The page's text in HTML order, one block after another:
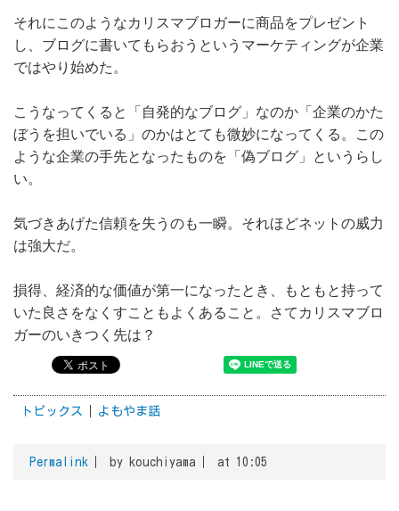
それにこのようなカリスマブロガーに商品をプレゼント
し、ブログに書いてもらおうというマーケティングが企業
ではやり始めた。
こうなってくると「自発的なブログ」なのか「企業のかた
ぼうを担いでいる」のかはとても微妙になってくる。この
ような企業の手先となったものを「偽ブログ」というらし
い。
気づきあげた信頼を失うのも一瞬。それほどネットの威力
は強大だ。
損得、経済的な価値が第一になったとき、もともと持って
いた良さをなくすこともよくあること。さてカリスマブロ
ガーのいきつく先は？
トピックス よもやま話
Permalink by kouchiyama at 10:05